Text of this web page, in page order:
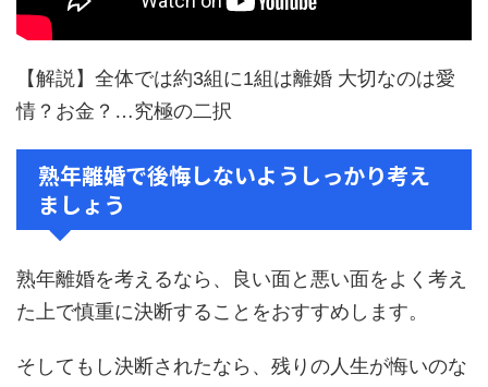
【解説】全体では約3組に1組は離婚 大切なのは愛
情？お金？…究極の二択
熟年離婚で後悔しないようしっかり考え
ましょう
熟年離婚を考えるなら、良い面と悪い面をよく考え
た上で慎重に決断することをおすすめします。
そしてもし決断されたなら、残りの人生が悔いのな